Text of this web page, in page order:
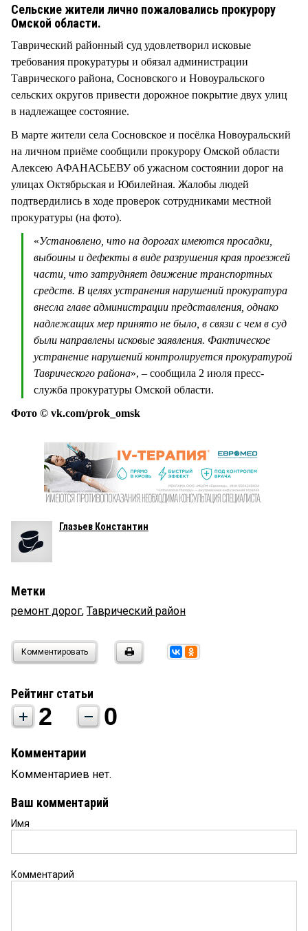
Сельские жители лично пожаловались прокурору
Омской области.
Таврический районный суд удовлетворил исковые
требования прокуратуры и обязал администрации
Таврического района, Сосновского и Новоуральского
сельских округов привести дорожное покрытие двух улиц
в надлежащее состояние.
В марте жители села Сосновское и посёлка Новоуральский
на личном приёме сообщили прокурору Омской области
Алексею АФАНАСЬЕВУ об ужасном состоянии дорог на
улицах Октябрьская и Юбилейная. Жалобы людей
подтвердились в ходе проверок сотрудниками местной
прокуратуры (на фото).
«Установлено, что на дорогах имеются просадки,
выбоины и дефекты в виде разрушения края проезжей
части, что затрудняет движение транспортных
средств. В целях устранения нарушений прокуратура
внесла главе администрации представления, однако
надлежащих мер принято не было, в связи с чем в суд
были направлены исковые заявления. Фактическое
устранение нарушений контролируется прокуратурой
Таврического района», – сообщила 2 июля пресс-
служба прокуратуры Омской области.
Фото © vk.com/prok_omsk
Глазьев Константин
Метки
ремонт дорог, Таврический район
Комментировать
Рейтинг статьи
2 0
Комментарии
Комментариев нет.
Ваш комментарий
Имя
Комментарий